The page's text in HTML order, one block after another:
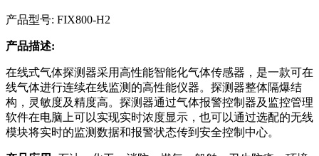
产品型号: FIX800-H2
产品描述:
在线式气体探测器采用高性能智能化气体传感器，是一款可在
线气体进行连续在线监测的高性能仪器。探测器整体隔爆结
构，灵敏度及精度高。探测器通过气体报警控制器及监控管理
软件在电脑上可以实现实时浓度显示，也可以通过选配的无线
模块将实时的监测数据和报警状态传到安全控制中心。